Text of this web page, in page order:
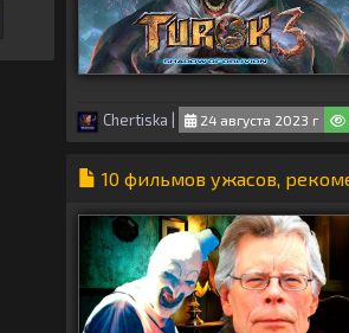
Chertiska
24 августа 2023 г
10 фильмов ужасов,